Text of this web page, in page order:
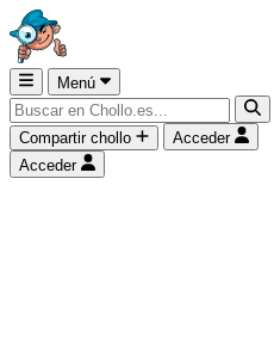
Menú
Compartir chollo
Acceder
Acceder